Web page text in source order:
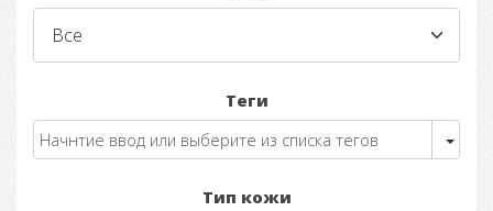
Теги
Тип кожи